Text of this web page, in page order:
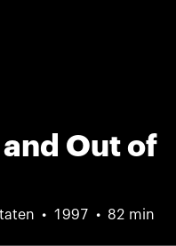
and Out of
1997 82 min